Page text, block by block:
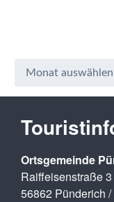
Ortsgemeinde
Raiffeisenstraße 3
56862 Pünderich /